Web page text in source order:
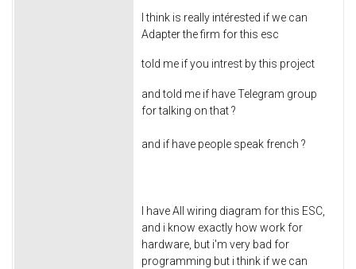
I think is really intérested if we can
Adapter the firm for this esc
told me if you intrest by this project
and told me if have Telegram group
for talking on that ?
and if have people speak french ?
I have All wiring diagram for this ESC,
and i know exactly how work for
hardware, but i'm very bad for
programming but i think if we can